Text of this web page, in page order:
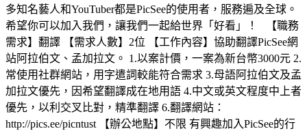
多知名藝人和YouTuber都是PicSee的使用者，服務遍及全球。
希望你可以加入我們，讓我們一起給世界「好看」！ 【職務
需求】翻譯 【需求人數】2位 【工作內容】協助翻譯PicSee網
站阿拉伯文、孟加拉文。 1.以案計價，一案為新台幣3000元 2.
常使用社群網站，用字遣詞較能符合需求 3.母語阿拉伯文及孟
加拉文優先，因希望翻譯成在地用語 4.中文或英文程度中上者
優先，以利交叉比對，精準翻譯 6.翻譯網站：
http://pics.ee/picntust 【辦公地點】不限 有興趣加入PicSee的行